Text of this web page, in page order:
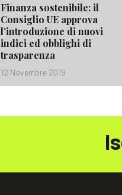
Finanza sostenibile: il
Consiglio UE approva
l’introduzione di nuovi
indici ed obblighi di
trasparenza
12 Novembre 2019